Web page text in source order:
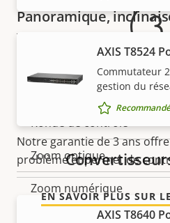
Panoramique,
de la
Valeur de
la
propriété
Portée panoramique
Plage d'inclinaison
Ronde de contrôle
Zoom optique
Zoom numérique
AXIS T8524
Commutateur
gestion du
AXIS T8640
Pour la
Notre garantie de 3 ans
problème et permet de
EN SAVOIR PLUS SUR